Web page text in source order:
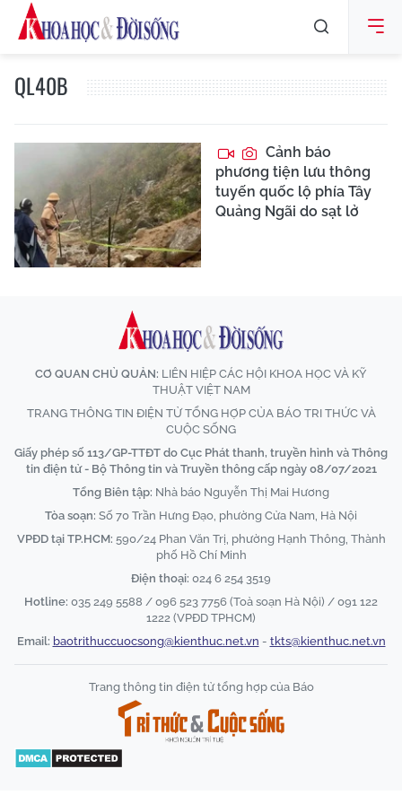
QL40B
Cảnh báo
phương tiện lưu thông
tuyến quốc lộ phía Tây
Quảng Ngãi do sạt lở
CƠ QUAN CHỦ QUẢN: LIÊN HIỆP CÁC HỘI KHOA HỌC VÀ KỸ
THUẬT VIỆT NAM
TRANG THÔNG TIN ĐIỆN TỬ TỔNG HỢP CỦA BÁO TRI THỨC VÀ
CUỘC SỐNG
Giấy phép số 113/GP-TTĐT do Cục Phát thanh, truyền hình và Thông
tin điện tử - Bộ Thông tin và Truyền thông cấp ngày 08/07/2021
Tổng Biên tập: Nhà báo Nguyễn Thị Mai Hương
Tòa soạn: Số 70 Trần Hưng Đạo, phường Cửa Nam, Hà Nội
VPĐD tại TP.HCM: 590/24 Phan Văn Trị, phường Hạnh Thông, Thành
phố Hồ Chí Minh
Điện thoại: 024 6 254 3519
Hotline: 035 249 5588 / 096 523 7756 (Toà soạn Hà Nội) / 091 122
1222 (VPĐD TPHCM)
Email: baotrithuccuocsong@kienthuc.net.vn - tkts@kienthuc.net.vn
Trang thông tin điện tử tổng hợp của Báo